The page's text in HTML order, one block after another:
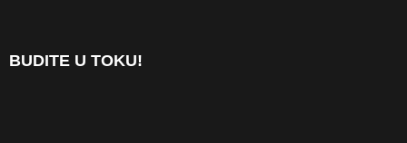
BUDITE U TOKU!